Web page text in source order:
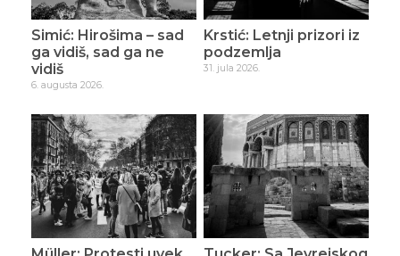
Simić: Hirošima – sad
ga vidiš, sad ga ne
vidiš
6. augusta 2026.
Krstić: Letnji prizori iz
podzemlja
31. jula 2026.